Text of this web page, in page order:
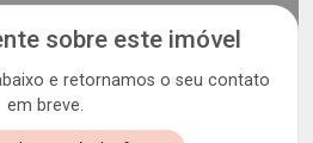
sobre este imóvel
e retornamos o seu contato
em breve.